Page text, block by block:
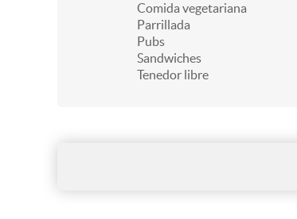
Comida vegetariana
Parrillada
Pubs
Sandwiches
Tenedor libre